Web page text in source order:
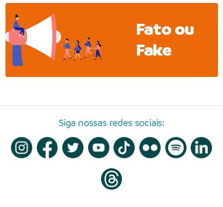
Fato ou
Fake
Siga nossas redes sociais: